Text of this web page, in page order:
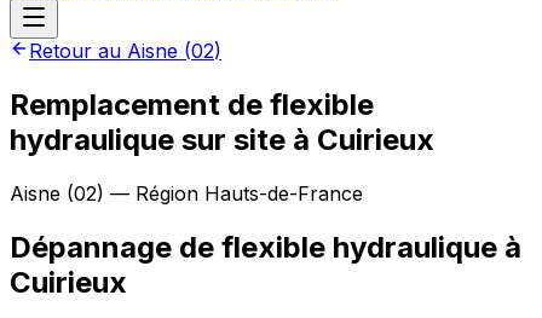
Retour au Aisne (02)
Remplacement de flexible
hydraulique sur site à Cuirieux
Aisne (02) — Région Hauts-de-France
Dépannage de flexible hydraulique à
Cuirieux